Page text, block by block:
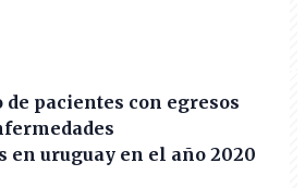
de pacientes con egresos
en uruguay en el año 2020